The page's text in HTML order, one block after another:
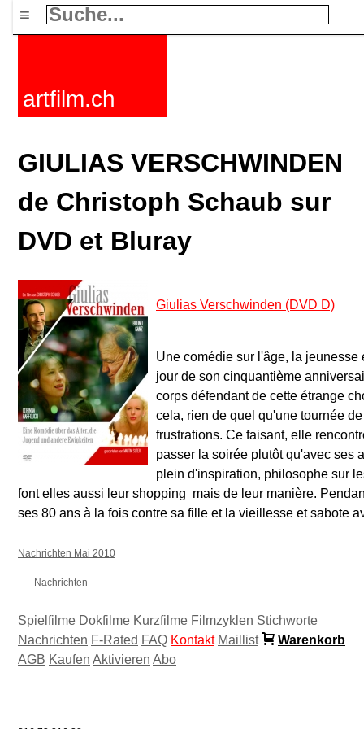
≡
artfilm.ch
GIULIAS VERSCHWINDEN
de Christoph Schaub sur
DVD et Bluray
Giulias Verschwinden (DVD D)
Une comédie sur l'âge, la jeunesse
jour de son cinquantième
corps défendant de cette étrange
cela, rien de quel qu'une tournée
frustrations. Ce faisant, elle
passer la soirée plutôt qu'avec ses
plein d'inspiration, philosophe sur
font elles aussi leur shopping  mais de leur manière.
ses 80 ans à la fois contre sa fille et la vieillesse et sabote
Nachrichten Mai 2010
Nachrichten
Spielfilme Dokfilme Kurzfilme Filmzyklen Stichworte
Nachrichten F-Rated FAQ Kontakt Maillist
Warenkorb
AGB Kaufen Aktivieren Abo